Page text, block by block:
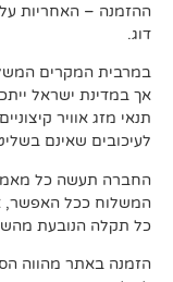
על זמני ההגעה
המשלוחים מסופקים
ייתכנו מצבים חריגים
או אירועים
בשליטתנו.
מאמץ לסייע בטיפול
אך לא תישא
מהשירות הלוגיסטי
הסכמה מלאה